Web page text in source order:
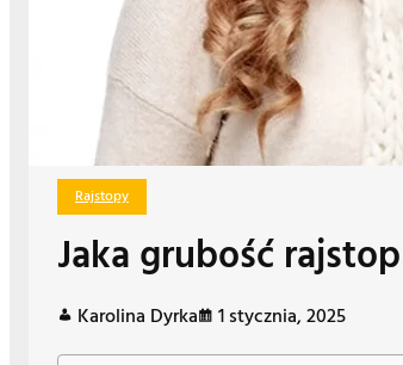
Rajstopy
Jaka grubość
Karolina Dyrka 1 stycznia, 2025